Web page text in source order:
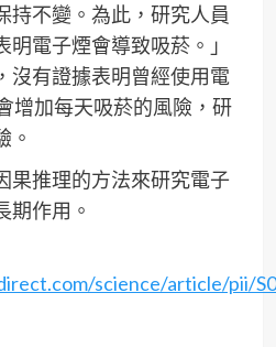
持不變。為此，研究⼈員
電⼦煙會導致吸菸。」
沒有證據表明曾經使⽤電
增加每天吸菸的風險，研
。
果推理的⽅法來研究電⼦
期作⽤。
science/article/pii/